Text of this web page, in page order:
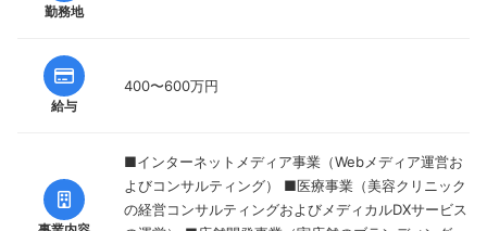
勤務地
給与
400〜600万円
■インターネットメディア事業（Webメディア運営お
よびコンサルティング） ■医療事業（美容クリニック
の経営コンサルティングおよびメディカルDXサービス